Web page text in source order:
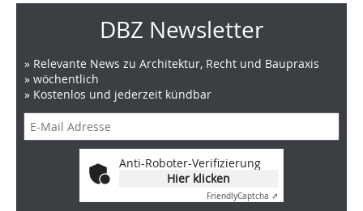
DBZ Newsletter
» Relevante News zu Architektur, Recht und Baupraxis
» wöchentlich
» Kostenlos und jederzeit kündbar
Anti-Roboter-Verifizierung
Hier klicken
FriendlyCaptcha ⇗